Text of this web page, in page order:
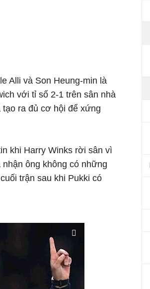
Alli và Son Heung-min là
với tỉ số 2-1 trên sân nhà
tạo ra đủ cơ hội để xứng
khi Harry Winks rời sân vì
ông không có những
trận sau khi Pukki có